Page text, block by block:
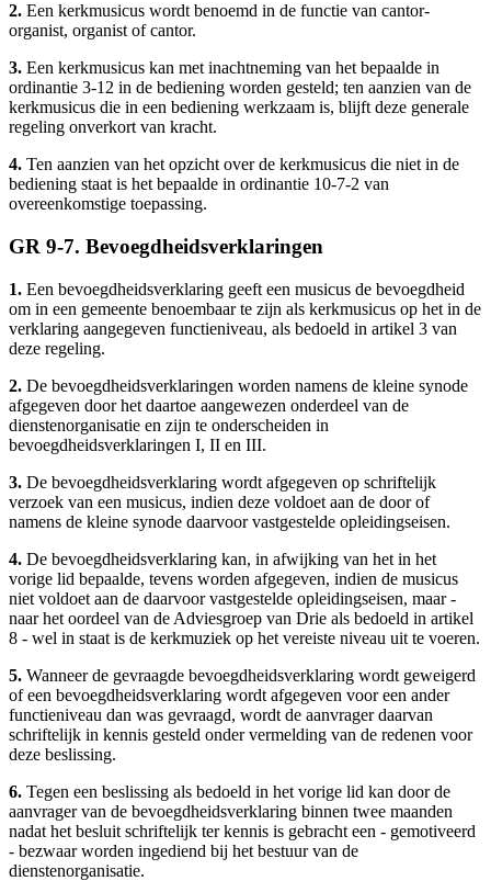
2. Een kerkmusicus wordt benoemd in de functie van cantor-
organist, organist of cantor.
3. Een kerkmusicus kan met inachtneming van het bepaalde in
ordinantie 3-12 in de bediening worden gesteld; ten aanzien van de
kerkmusicus die in een bediening werkzaam is, blijft deze generale
regeling onverkort van kracht.
4. Ten aanzien van het opzicht over de kerkmusicus die niet in de
bediening staat is het bepaalde in ordinantie 10-7-2 van
overeenkomstige toepassing.
GR 9-7. Bevoegdheidsverklaringen
1. Een bevoegdheidsverklaring geeft een musicus de bevoegdheid
om in een gemeente benoembaar te zijn als kerkmusicus op het in de
verklaring aangegeven functieniveau, als bedoeld in artikel 3 van
deze regeling.
2. De bevoegdheidsverklaringen worden namens de kleine synode
afgegeven door het daartoe aangewezen onderdeel van de
dienstenorganisatie en zijn te onderscheiden in
bevoegdheidsverklaringen I, II en III.
3. De bevoegdheidsverklaring wordt afgegeven op schriftelijk
verzoek van een musicus, indien deze voldoet aan de door of
namens de kleine synode daarvoor vastgestelde opleidingseisen.
4. De bevoegdheidsverklaring kan, in afwijking van het in het
vorige lid bepaalde, tevens worden afgegeven, indien de musicus
niet voldoet aan de daarvoor vastgestelde opleidingseisen, maar -
naar het oordeel van de Adviesgroep van Drie als bedoeld in artikel
8 - wel in staat is de kerkmuziek op het vereiste niveau uit te voeren.
5. Wanneer de gevraagde bevoegdheidsverklaring wordt geweigerd
of een bevoegdheidsverklaring wordt afgegeven voor een ander
functieniveau dan was gevraagd, wordt de aanvrager daarvan
schriftelijk in kennis gesteld onder vermelding van de redenen voor
deze beslissing.
6. Tegen een beslissing als bedoeld in het vorige lid kan door de
aanvrager van de bevoegdheidsverklaring binnen twee maanden
nadat het besluit schriftelijk ter kennis is gebracht een - gemotiveerd
- bezwaar worden ingediend bij het bestuur van de
dienstenorganisatie.